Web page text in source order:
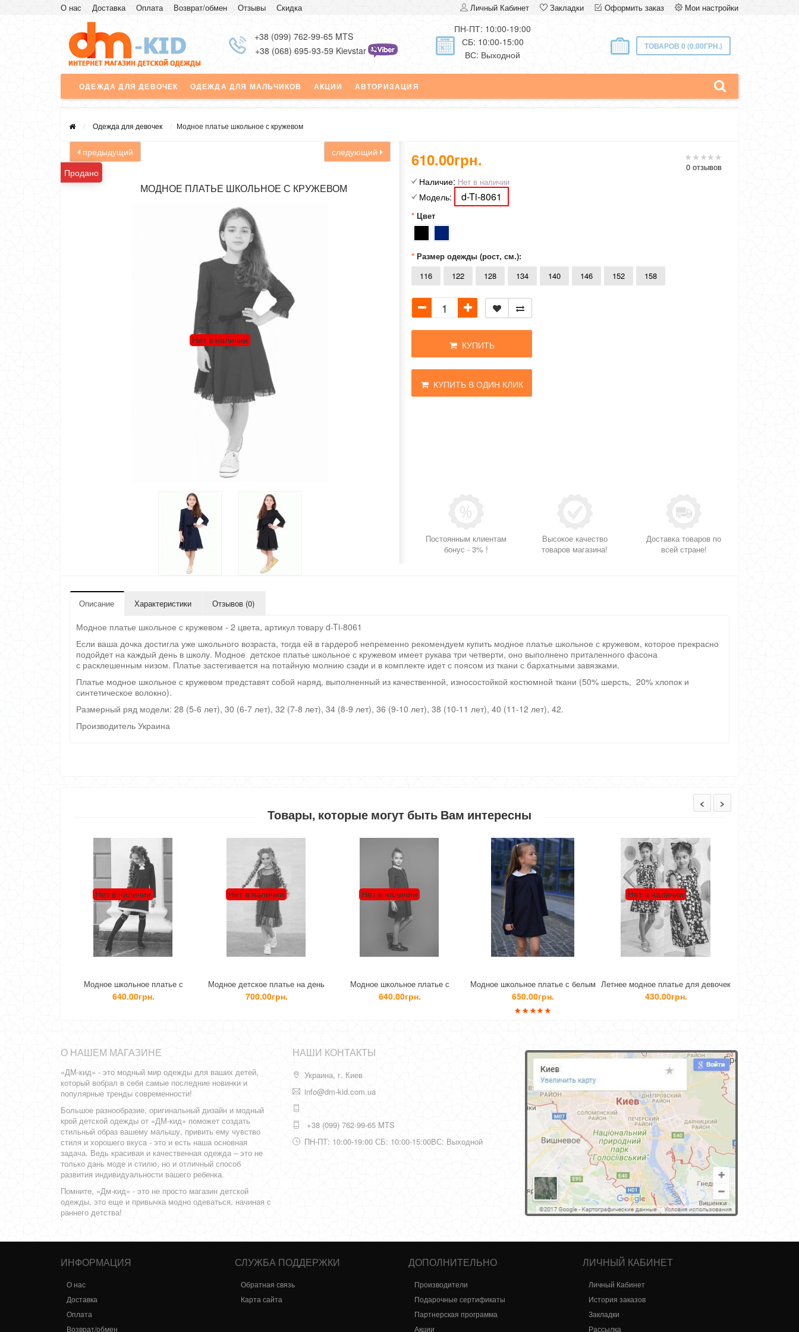
О нас Доставка Оплата Возврат/обмен Отзывы Скидка Личный Кабинет Закладки Оформить заказ Мои настройки
+38 (099) 762-99-65 MTS
+38 (068) 695-93-59 Kievstar
ПН-ПТ: 10:00-19:00
СБ: 10:00-15:00
ВС: Выходной
ТОВАРОВ 0 (0.00ГРН.)
ОДЕЖДА ДЛЯ ДЕВОЧЕК ОДЕЖДА ДЛЯ МАЛЬЧИКОВ АКЦИИ АВТОРИЗАЦИЯ
Одежда для девочек Модное платье школьное с кружевом
предыдущий
следующий
Продано
МОДНОЕ ПЛАТЬЕ ШКОЛЬНОЕ С КРУЖЕВОМ
Нет в наличии
0 отзывов
610.00грн.
Наличие: Нет в наличии
Модель: d-Ti-8061
Цвет
Размер одежды (рост, см.):
116
122 128 134 140 146 152 158
КУПИТЬ
КУПИТЬ В ОДИН КЛИК
Постоянным клиентам
бонус - 3% !
Высокое качество
товаров магазина!
Доставка товаров по
всей стране!
Описание Характеристики Отзывов (0)
Модное платье школьное с кружевом - 2 цвета, артикул товару d-Ti-8061
Если ваша дочка достигла уже школьного возраста, тогда ей в гардероб непременно рекомендуем купить модное платье школьное с кружевом, которое прекрасно
подойдет на каждый день в школу. Модное детское платье школьное с кружевом имеет рукава три четверти, оно выполнено приталенного фасона
с расклешенным низом. Платье застегивается на потайную молнию сзади и в комплекте идет с поясом из ткани с бархатными завязками.
Платье модное школьное с кружевом представят собой наряд, выполненный из качественной, износостойкой костюмной ткани (50% шерсть, 20% хлопок и
синтетическое волокно).
Размерный ряд модели: 28 (5-6 лет), 30 (6-7 лет), 32 (7-8 лет), 34 (8-9 лет), 36 (9-10 лет), 38 (10-11 лет), 40 (11-12 лет), 42.
Производитель Украина
Товары, которые могут быть Вам интересны
Модное школьное платье с
Модное детское платье на день
Модное школьное платье с
воротником и манжетами
Модное школьное платье с белым
Нет в наличии
Летнее модное платье для девочек
Нет в наличии
Модное школьное платье с
< >
О НАШЕМ МАГАЗИНЕ
«ДМ-кид» - это модный мир одежды для ваших детей,
который вобрал в себя самые последние новинки и
популярные тренды современности!
Большое разнообразие, оригинальный дизайн и модный
крой детской одежды от «ДМ-кид» поможет создать
стильный образ вашему малышу, привить ему чувство
стиля и хорошего вкуса - это и есть наша основная
задача. Ведь красивая и качественная одежда – это не
только дань моде и стилю, но и отличный способ
развития индивидуальности вашего ребенка.
Помните, «Дм-кид» - это не просто магазин детской
одежды, это еще и привычка модно одеваться, начиная с
раннего детства!
НАШИ КОНТАКТЫ
Украина, г. Киев
info@dm-kid.com.ua
+38 (099) 762-99-65 MTS
ПН-ПТ: 10:00-19:00 СБ: 10:00-15:00ВС: Выходной
ИНФОРМАЦИЯ
О нас
Доставка
Оплата
Возврат/обмен
СЛУЖБА ПОДДЕРЖКИ
Обратная связь
Карта сайта
ДОПОЛНИТЕЛЬНО
Производители
Подарочные сертификаты
Партнерская программа
Акции
ЛИЧНЫЙ КАБИНЕТ
Личный Кабинет
История заказов
Закладки
Рассылка